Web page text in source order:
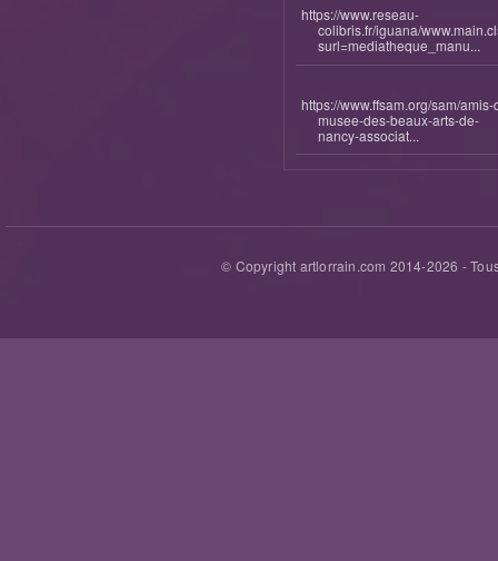
https://www.reseau-
colibris.fr/iguana/
surl=mediatheque_manu...
https://www.ffsam.org/sam/amis-
musee-des-beaux-arts-de-
nancy-associat...
© Copyright artlorrain.com 2014-2026 -